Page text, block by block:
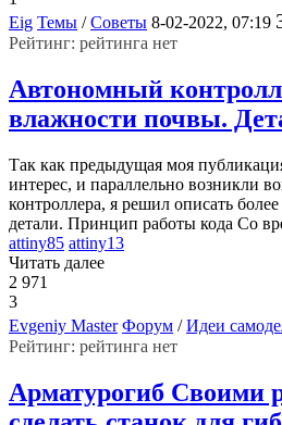
Eig Темы /Советы 8-02-2022, 07:19
Рейтинг: рейтинга нет
Автономный
влажности почвы.
Так как предыдущая моя
интерес, и параллельно возникли
контроллера, я решил описать
детали. Принцип работы кода Со
attiny85 attiny13
Читать далее
2 971
3
Evgeniy Master Форум /Идеи
Рейтинг: рейтинга нет
Арматурогиб Своими